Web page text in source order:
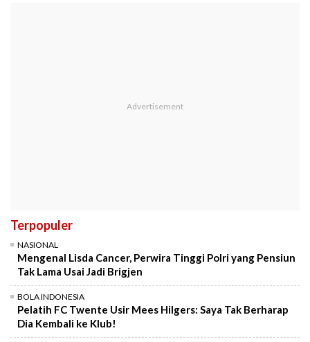
Terpopuler
NASIONAL
Mengenal Lisda Cancer, Perwira Tinggi Polri yang Pensiun
Tak Lama Usai Jadi Brigjen
BOLA INDONESIA
Pelatih FC Twente Usir Mees Hilgers: Saya Tak Berharap
Dia Kembali ke Klub!